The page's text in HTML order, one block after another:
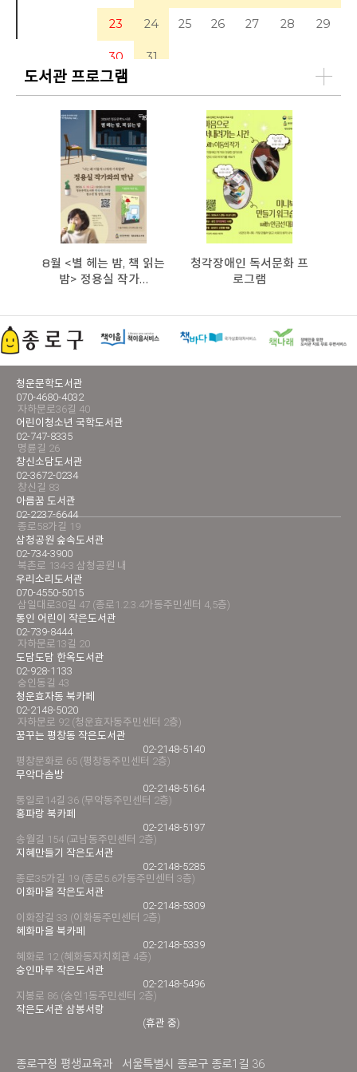
23 24 25 26 27 28 29
30 31
도서관 프로그램
8월 <별 헤는 밤, 책 읽는
밤> 정용실 작가…
청각장애인 독서문화 프
로그램
청운문학도서관
070-4680-4032
자하문로36길 40
어린이청소년 국학도서관
02-747-8335
명륜길 26
창신소담도서관
02-3672-0234
창신길 83
아름꿈 도서관
02-2237-6644
종로58가길 19
삼청공원 숲속도서관
02-734-3900
북촌로 134-3 삼청공원 내
우리소리도서관
070-4550-5015
삼일대로30길 47 (종로1.2.3.4가동주민센터 4,5층)
통인 어린이 작은도서관
02-739-8444
자하문로13길 20
도담도담 한옥도서관
02-928-1133
숭인동길 43
청운효자동 북카페
02-2148-5020
자하문로 92 (청운효자동주민센터 2층)
꿈꾸는 평창동 작은도서관
02-2148-5140
평창문화로 65 (평창동주민센터 2층)
무악다솜방
02-2148-5164
통일로14길 36 (무악동주민센터 2층)
홍파랑 북카페
02-2148-5197
송월길 154 (교남동주민센터 2층)
지혜만들기 작은도서관
02-2148-5285
종로35가길 19 (종로5.6가동주민센터 3층)
이화마을 작은도서관
02-2148-5309
이화장길 33 (이화동주민센터 2층)
혜화마을 북카페
02-2148-5339
혜화로 12 (혜화동자치회관 4층)
숭인마루 작은도서관
02-2148-5496
지봉로 86 (숭인1동주민센터 2층)
작은도서관 삼봉서랑
(휴관 중)
종로구청 평생교육과 서울특별시 종로구 종로1길 36